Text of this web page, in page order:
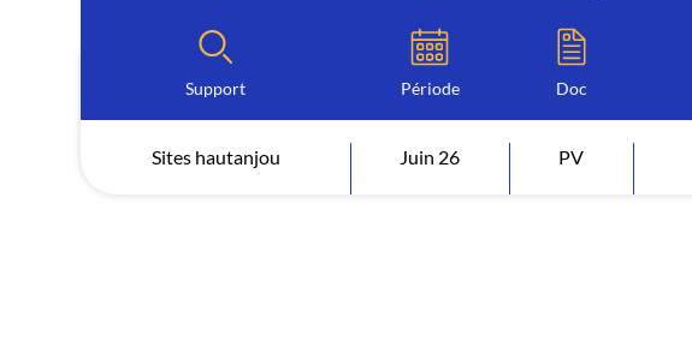
Support Période Doc
Sites hautanjou Juin 26 PV